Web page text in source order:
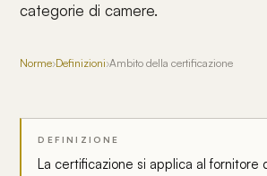
categorie di camere.
Norme›Definizioni›Ambito della certificazione
DEFINIZIONE
La certificazione si applica al fornitore